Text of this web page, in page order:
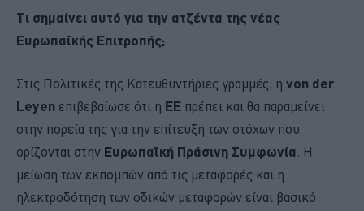
Τι σημαίνει αυτό για την ατζέντα της νέας
Ευρωπαϊκής Επιτροπής;
Στις Πολιτικές της Κατευθυντήριες γραμμές, η von der
Leyen επιβεβαίωσε ότι η ΕΕ πρέπει και θα παραμείνει
στην πορεία της για την επίτευξη των στόχων που
ορίζονται στην Ευρωπαϊκή Πράσινη Συμφωνία . Η
μείωση των εκπομπών από τις μεταφορές και η
ηλεκτροδότηση των οδικών μεταφορών είναι βασικό